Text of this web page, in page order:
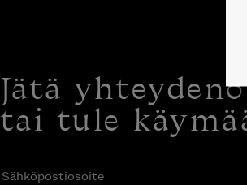
Jätä
tai tule
Sähköpostiosoite(Pakollinen)